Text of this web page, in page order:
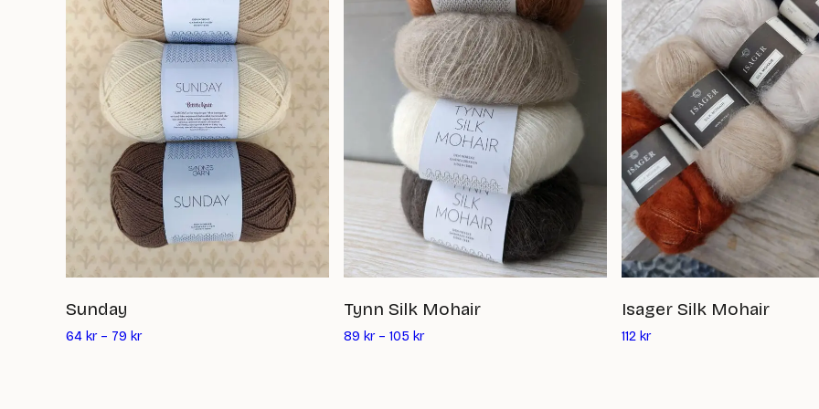
Sunday
64 kr – 79 kr
Tynn Silk Mohair
89 kr – 105 kr
Isager Silk Mohair
112 krDet